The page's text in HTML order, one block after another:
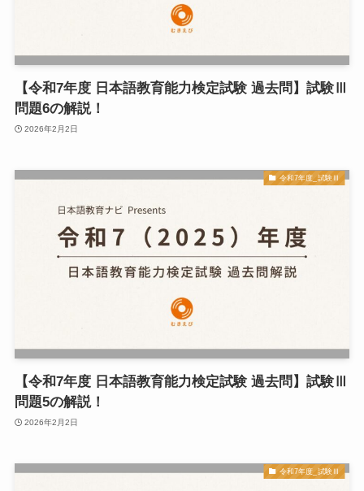
【令和7年度 日本語教育能力検定試験 過去問】試験Ⅲ
問題6の解説！
2026年2月2日
令和7年度_試験Ⅲ
【令和7年度 日本語教育能力検定試験 過去問】試験Ⅲ
問題5の解説！
2026年2月2日
令和7年度_試験Ⅲ